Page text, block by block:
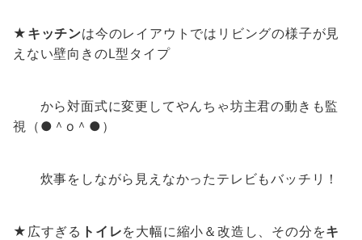
★ キッチンは今のレイアウトではリビングの様子が見
えない壁向きのL型タイプ
から対面式に変更してやんちゃ坊主君の動きも監
視（●＾o＾●）
炊事をしながら見えなかったテレビもバッチリ！
★広すぎる トイレを大幅に縮小＆改造し、その分をキ